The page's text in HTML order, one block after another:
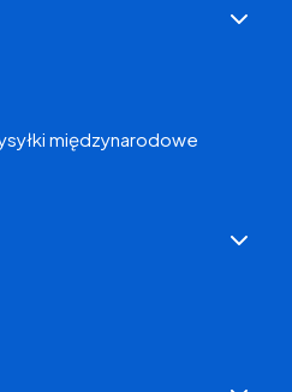
międzynarodowe